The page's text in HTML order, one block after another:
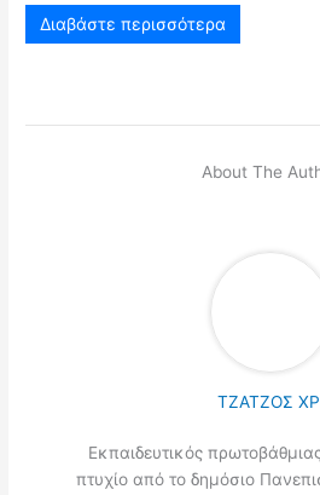
Διαβάστε περισσότερα
About The
ΤΖΑΤΖΟΣ
Εκπαιδευτικός
πτυχίο από το δημόσιο